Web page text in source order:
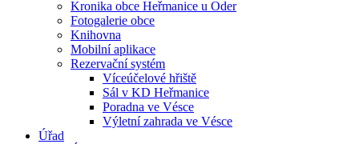
Kronika obce Heřmanice u Oder
Fotogalerie obce
Knihovna
Mobilní aplikace
Rezervační systém
Víceúčelové hřiště
Sál v KD Heřmanice
Poradna ve Vésce
Výletní zahrada ve Vésce
Úřad